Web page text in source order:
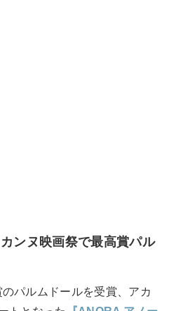
カンヌ映画祭で最高賞パル
パルムドールを受賞、アカ